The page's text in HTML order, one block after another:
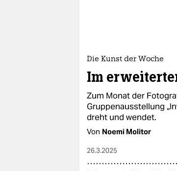
Die Kunst der Woche
Im
Zum Monat der
Gruppenausstellung
dreht und wendet.
Von Noemi Molitor
26.3.2025